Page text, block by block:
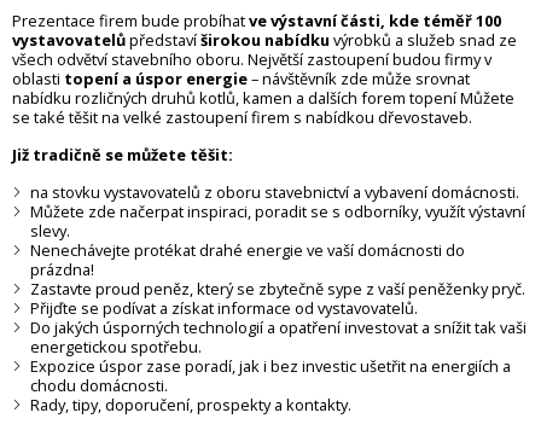
Prezentace firem bude probíhatve výstavní části, kde téměř 100
vystavovatelůpředstavíširokou nabídku výrobků a služeb snad ze
všech odvětví stavebního oboru. Největší zastoupení budou firmy v
oblasti topení a úspor energie– návštěvník zde může srovnat
nabídku rozličných druhů kotlů, kamen a dalších forem topení Můžete
se také těšit na velké zastoupení firem s nabídkou dřevostaveb.
Již tradičně se můžete těšit:
na stovku vystavovatelů z oboru stavebnictví a vybavení domácnosti.
Můžete zde načerpat inspiraci, poradit se s odborníky, využít výstavní
slevy.
Nenechávejte protékat drahé energie ve vaší domácnosti do
prázdna!
Zastavte proud peněz, který se zbytečně sype z vaší peněženky pryč.
Přijďte se podívat a získat informace od vystavovatelů.
Do jakých úsporných technologií a opatření investovat a snížit tak vaši
energetickou spotřebu.
Expozice úspor zase poradí, jak i bez investic ušetřit na energiích a
chodu domácnosti.
Rady, tipy, doporučení, prospekty a kontakty.